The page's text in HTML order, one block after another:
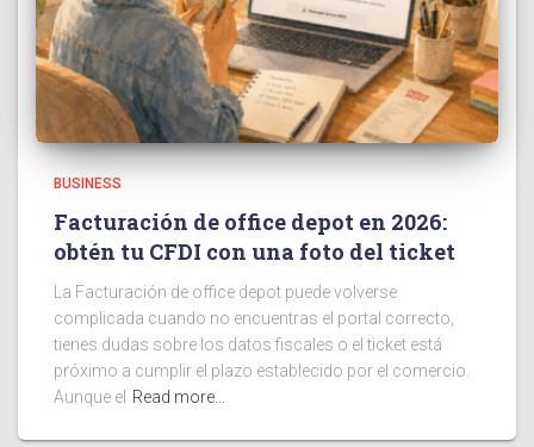
BUSINESS
Facturación de office depot en 2026:
obtén tu CFDI con una foto del ticket
La Facturación de office depot puede volverse
complicada cuando no encuentras el portal correcto,
tienes dudas sobre los datos fiscales o el ticket está
próximo a cumplir el plazo establecido por el comercio.
Aunque el Read more…